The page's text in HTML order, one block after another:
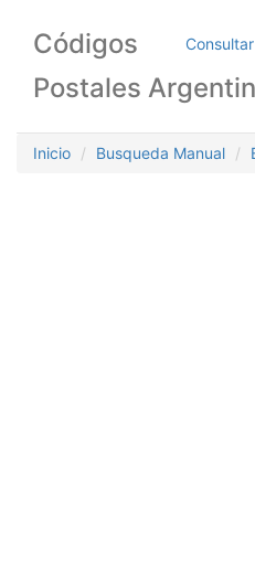
Códigos
Postales
Inicio Busqueda Manual